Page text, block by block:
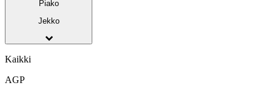
Piako
Jekko
Kaikki
AGP